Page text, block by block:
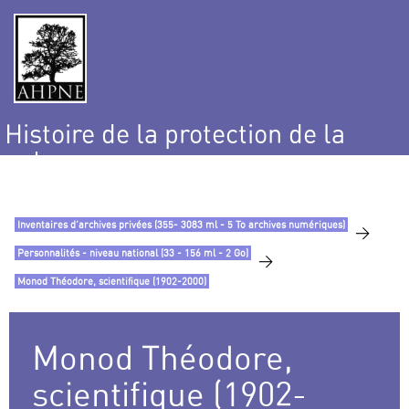
Histoire de la protection de la
nature
Inventaires d’archives privées (355- 3083 ml - 5 To archives numériques) >
Personnalités - niveau national (33 - 156 ml - 2 Go) >
Monod Théodore, scientifique (1902-2000)
Monod Théodore,
scientifique (1902-